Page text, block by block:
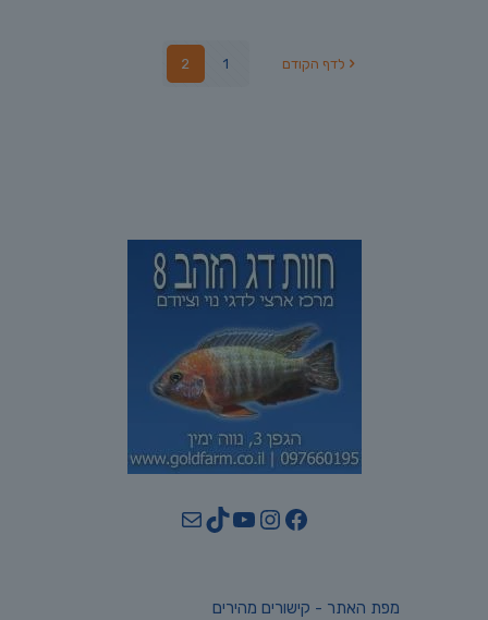
לדף הקודם 1
2
Facebook
Instagram
YouTube
TikTok
Mail
מפת האתר - קישורים מהירים